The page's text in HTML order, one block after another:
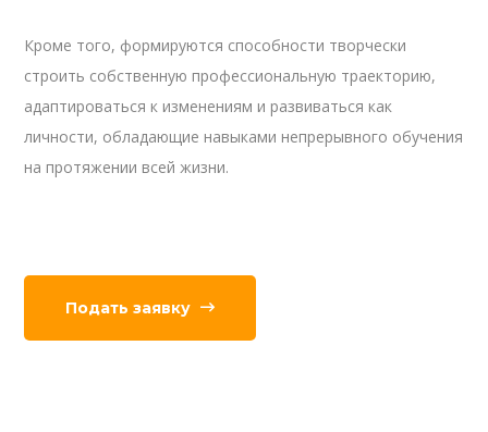
Кроме того, формируются способности творчески
строить собственную профессиональную траекторию,
адаптироваться к изменениям и развиваться как
личности, обладающие навыками непрерывного обучения
на протяжении всей жизни.
Подать заявку